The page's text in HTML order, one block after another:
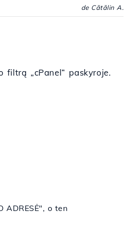
de Cătălin A.
filtrą „cPanel“ paskyroje.
ADRESĖ", o ten